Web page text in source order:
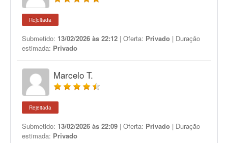
Rejeitada
Submetido: 13/02/2026 às 22:12 | Oferta: Privado | Duração
estimada: Privado
Marcelo T.
Rejeitada
Submetido: 13/02/2026 às 22:09 | Oferta: Privado | Duração
estimada: Privado